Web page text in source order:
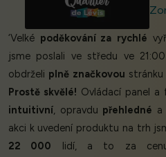
‘Velké poděkování za rychlé
jsme poslali ve středu ve
obdrželi plně značkovou
Prostě skvělé! Ovládací panel a
intuitivní, opravdu přehledné a
akci k uvedení produktu na trh
22 000 lidí, a to za